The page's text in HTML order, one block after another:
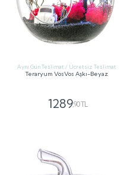
Aynı Gün Teslimat / Ücretsiz Teslimat
Teraryum VosVos Aşkı-Beyaz
1289,90 TL